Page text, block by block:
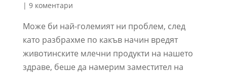
| 9 коментари
Може би най-големият ни проблем, след
като разбрахме по какъв начин вредят
животинските млечни продукти на нашето
здраве, беше да намерим заместител на